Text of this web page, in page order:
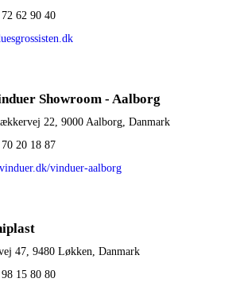
62 90 40
Showroom - Aalborg
22, 9000 Aalborg, Danmark
20 18 87
vinduer-aalborg
47, 9480 Løkken, Danmark
15 80 80